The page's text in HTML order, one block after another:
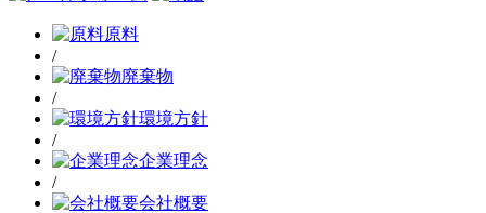
原料
/
廃棄物
/
環境方針
/
企業理念
/
会社概要